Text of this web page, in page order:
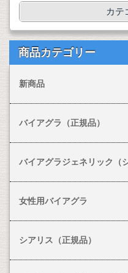
カテ
商品カテゴリー
新商品
バイアグラ（正規品）
バイアグラジェネリック（
女性用バイアグラ
シアリス（正規品）